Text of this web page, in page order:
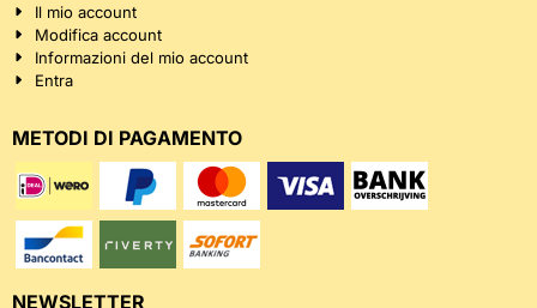
Il mio account
Modifica account
Informazioni del mio account
Entra
METODI DI PAGAMENTO
NEWSLETTER